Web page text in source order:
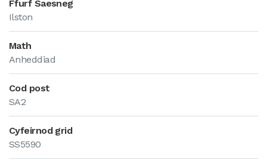
Ffurf Saesneg
Ilston
Math
Anheddiad
Cod post
SA2
Cyfeirnod grid
SS5590